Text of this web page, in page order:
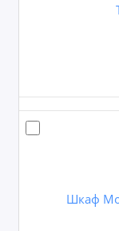
Шкаф